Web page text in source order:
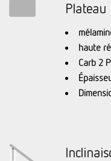
Plateau
haute
Carb 2